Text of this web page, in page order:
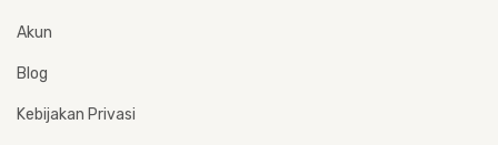
Akun
Blog
Kebijakan Privasi